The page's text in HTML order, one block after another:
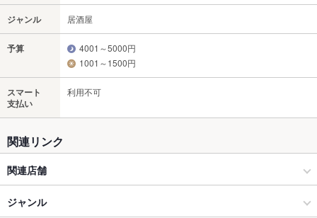
ジャンル 居酒屋
予算
4001～5000円
1001～1500円
スマート
支払い
利用不可
関連リンク
関連店舗
富寿し
ジャンル